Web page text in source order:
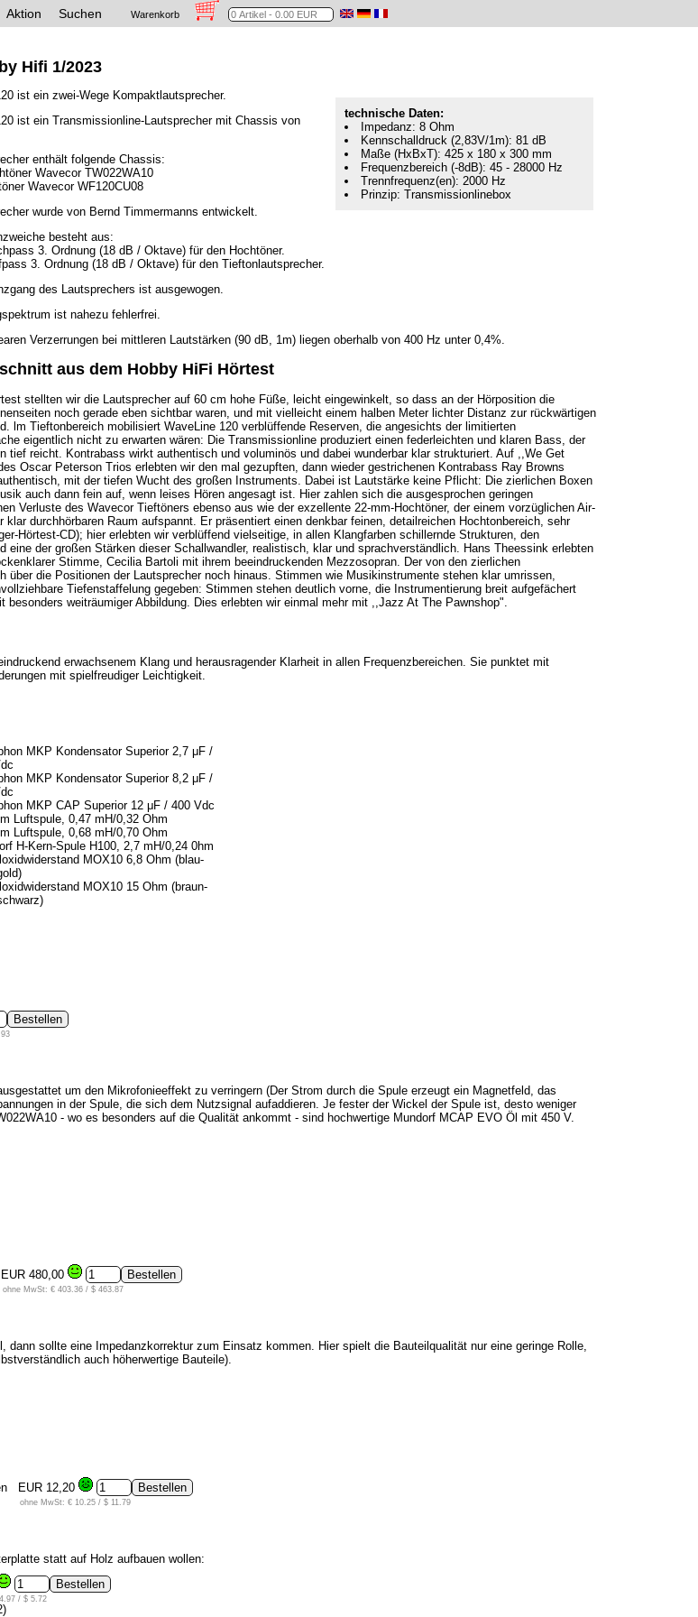
Aktion Suchen Warenkorb
Hifi 1/2023
technische Daten:
Impedanz: 8 Ohm
Kennschalldruck (2,83V/1m): 81 dB
Maße (HxBxT): 425 x 180 x 300 mm
Frequenzbereich (-8dB): 45 - 28000 Hz
Trennfrequenz(en): 2000 Hz
Prinzip: Transmissionlinebox
ist ein zwei-Wege Kompaktlautsprecher.
ist ein Transmissionline-Lautsprecher mit Chassis von
enthält folgende Chassis:
Wavecor TW022WA10
Wavecor WF120CU08
wurde von Bernd Timmermanns entwickelt.
besteht aus:
3. Ordnung (18 dB / Oktave) für den Hochtöner.
3. Ordnung (18 dB / Oktave) für den Tieftonlautsprecher.
des Lautsprechers ist ausgewogen.
ist nahezu fehlerfrei.
Verzerrungen bei mittleren Lautstärken (90 dB, 1m) liegen oberhalb von 400 Hz unter 0,4%.
aus dem Hobby HiFi Hörtest
stellten wir die Lautsprecher auf 60 cm hohe Füße, leicht eingewinkelt, so dass an der Hörposition die
noch gerade eben sichtbar waren, und mit vielleicht einem halben Meter lichter Distanz zur rückwärtigen
lm Tieftonbereich mobilisiert WaveLine 120 verblüffende Reserven, die angesichts der limitierten
eigentlich nicht zu erwarten wären: Die Transmissionline produziert einen federleichten und klaren Bass, der
tief reicht. Kontrabass wirkt authentisch und voluminös und dabei wunderbar klar strukturiert. Auf ,,We Get
Oscar Peterson Trios erlebten wir den mal gezupften, dann wieder gestrichenen Kontrabass Ray Browns
mit der tiefen Wucht des großen Instruments. Dabei ist Lautstärke keine Pflicht: Die zierlichen Boxen
auch dann fein auf, wenn leises Hören angesagt ist. Hier zahlen sich die ausgesprochen geringen
Verluste des Wavecor Tieftöners ebenso aus wie der exzellente 22-mm-Hochtöner, der einem vorzüglichen Air-
durchhörbaren Raum aufspannt. Er präsentiert einen denkbar feinen, detailreichen Hochtonbereich, sehr
Hörtest-CD); hier erlebten wir verblüffend vielseitige, in allen Klangfarben schillernde Strukturen, den
der großen Stärken dieser Schallwandler, realistisch, klar und sprachverständlich. Hans Theessink erlebten
Stimme, Cecilia Bartoli mit ihrem beeindruckenden Mezzosopran. Der von den zierlichen
die Positionen der Lautsprecher noch hinaus. Stimmen wie Musikinstrumente stehen klar umrissen,
Tiefenstaffelung gegeben: Stimmen stehen deutlich vorne, die Instrumentierung breit aufgefächert
weiträumiger Abbildung. Dies erlebten wir einmal mehr mit ,,Jazz At The Pawnshop".
erwachsenem Klang und herausragender Klarheit in allen Frequenzbereichen. Sie punktet mit
mit spielfreudiger Leichtigkeit.
MKP Kondensator Superior 2,7 μF /
MKP Kondensator Superior 8,2 μF /
MKP CAP Superior 12 μF / 400 Vdc
Luftspule, 0,47 mH/0,32 Ohm
Luftspule, 0,68 mH/0,70 Ohm
H-Kern-Spule H100, 2,7 mH/0,24 0hm
MOX10 6,8 Ohm (blau-
MOX10 15 Ohm (braun-
um den Mikrofonieeffekt zu verringern (Der Strom durch die Spule erzeugt ein Magnetfeld, das
in der Spule, die sich dem Nutzsignal aufaddieren. Je fester der Wickel der Spule ist, desto weniger
- wo es besonders auf die Qualität ankommt - sind hochwertige Mundorf MCAP EVO Öl mit 450 V.
EUR 480,00
ohne MwSt: € 403.36 / $ 463.87
dann sollte eine Impedanzkorrektur zum Einsatz kommen. Hier spielt die Bauteilqualität nur eine geringe Rolle,
auch höherwertige Bauteile).
EUR 12,20
ohne MwSt: € 10.25 / $ 11.79
statt auf Holz aufbauen wollen:
/ $ 5.72